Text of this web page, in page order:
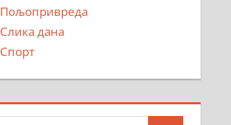
Пољопривреда
Слика дана
Спорт